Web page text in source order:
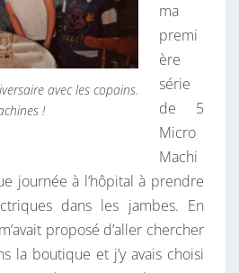
avec les copains.
!
ma
premi
ère
série
de 5
Micro
Machi
journée à l’hôpital à prendre
dans les jambes. En
proposé d’aller chercher
la boutique et j’y avais choisi